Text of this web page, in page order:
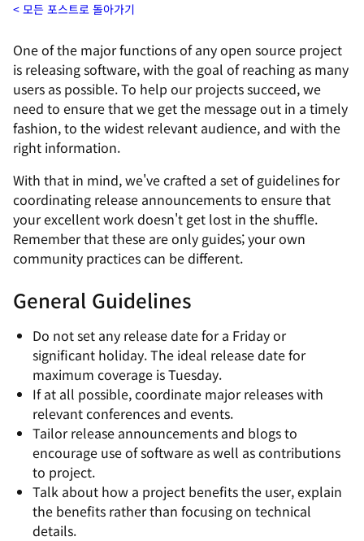
모든 포스트로 돌아가기
One of the major functions of any open source project
is releasing software, with the goal of reaching as many
users as possible. To help our projects succeed, we
need to ensure that we get the message out in a timely
fashion, to the widest relevant audience, and with the
right information.
With that in mind, we've crafted a set of guidelines for
coordinating release announcements to ensure that
your excellent work doesn't get lost in the shuffle.
Remember that these are only guides; your own
community practices can be different.
General Guidelines
Do not set any release date for a Friday or
significant holiday. The ideal release date for
maximum coverage is Tuesday.
If at all possible, coordinate major releases with
relevant conferences and events.
Tailor release announcements and blogs to
encourage use of software as well as contributions
to project.
Talk about how a project benefits the user, explain
the benefits rather than focusing on technical
details.